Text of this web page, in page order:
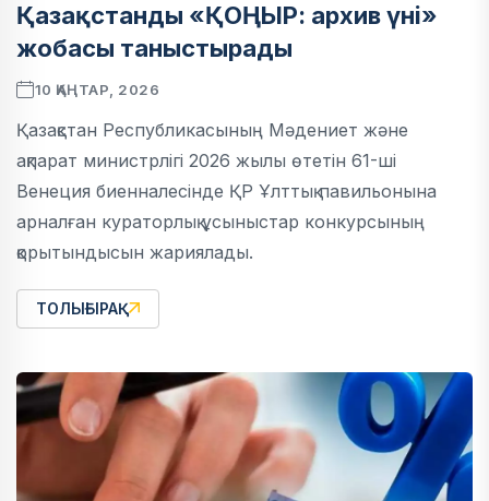
Қазақстанды «ҚОҢЫР: архив үні»
жобасы таныстырады
10 ҚАҢТАР, 2026
Қазақстан Республикасының Мәдениет және
ақпарат министрлігі 2026 жылы өтетін 61-ші
Венеция биенналесінде ҚР Ұлттық павильонына
арналған кураторлық ұсыныстар конкурсының
қорытындысын жариялады.
ТОЛЫҒЫРАҚ